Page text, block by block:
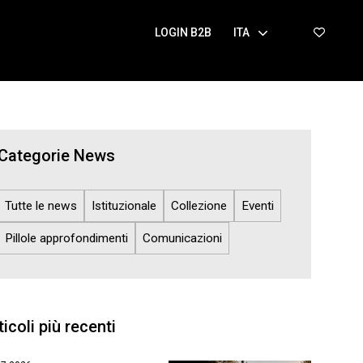
LOGIN B2B ITA
News
Tutte le news Istituzionale Collezione Eventi
Pillole approfondimenti Comunicazioni
più recenti